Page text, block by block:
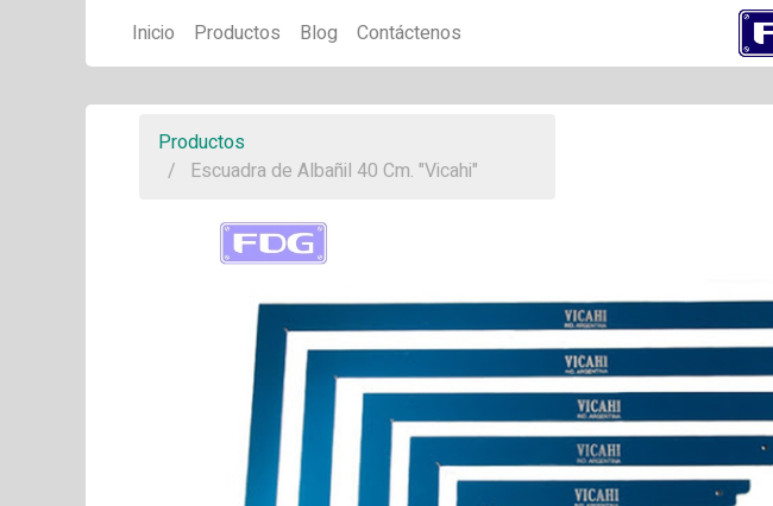
Inicio Productos Blog Contáctenos
Productos
Escuadra de Albañil 40 Cm. "Vicahi"